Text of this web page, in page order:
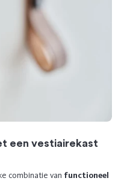
een vestiairekast
combinatie van functioneel